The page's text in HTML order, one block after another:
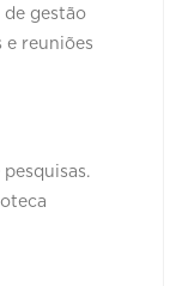
gestão
e reuniões